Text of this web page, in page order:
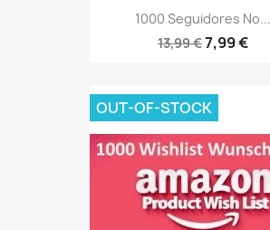
1000 Seguidores No...
13,99 €7,99 €
OUT-OF-STOCK